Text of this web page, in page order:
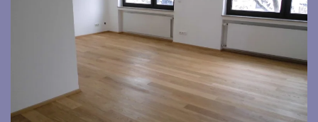
Bild vergrößern